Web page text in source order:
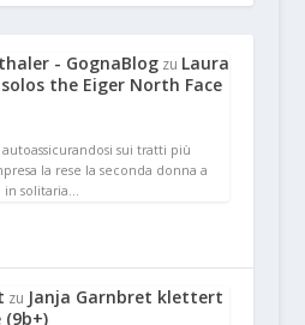
- GognaBlogzu Laura
the Eiger North Face
sui tratti più
la rese la seconda donna a
in solitaria…
zu Janja Garnbret klettert